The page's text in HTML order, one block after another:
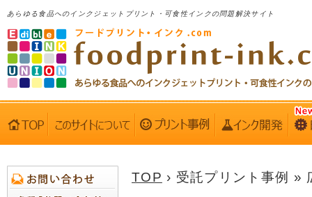
あらゆる食品へのインクジェットプリント・可食性インクの問題解決サイト
TOP › 受託プリント事例 »